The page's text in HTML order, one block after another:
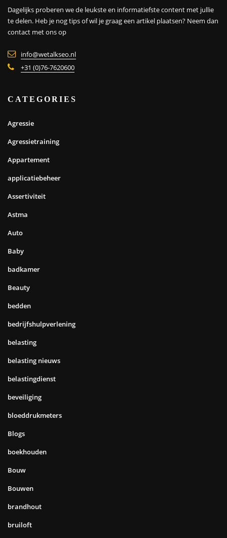
Dagelijks proberen we de leukste en informatiefste content met jullie
te delen. Heb je nog tips of wil je graag een artikel plaatsen? Neem dan
contact met ons op
info@wetalkseo.nl
+31 (0)76-7620600
CATEGORIES
Agressie
Agressietraining
Appartement
applicatiebeheer
Assertiviteit
Astma
Auto
Baby
badkamer
Beauty
bedden
bedrijfshulpverlening
belasting
belasting nieuws
belastingdienst
beveiliging
bloeddrukmeters
Blogs
boekhouden
Bouw
Bouwen
brandhout
bruiloft